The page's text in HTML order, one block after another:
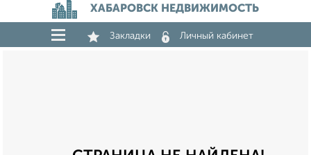
ХАБАРОВСК НЕДВИЖИМОСТЬ
Закладки Личный кабинет